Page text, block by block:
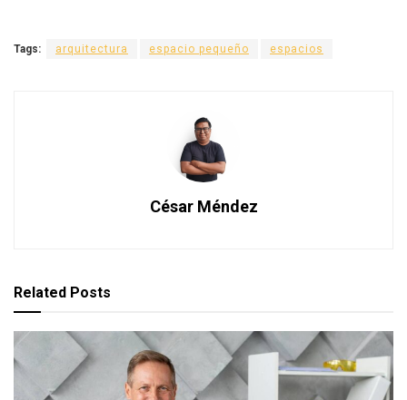
Tags: arquitectura espacio pequeño espacios
César Méndez
Related Posts